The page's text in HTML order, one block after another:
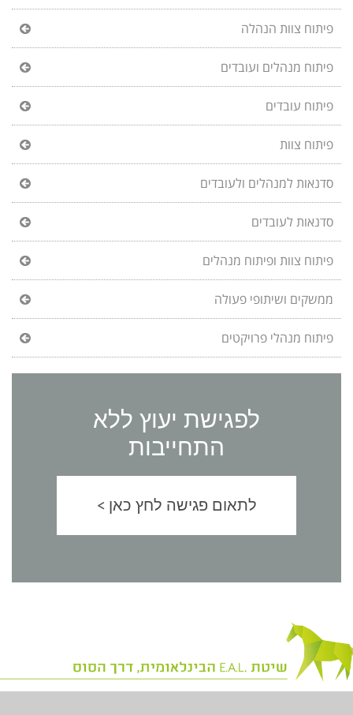
פיתוח צוות הנהלה
פיתוח מנהלים ועובדים
פיתוח עובדים
פיתוח צוות
סדנאות למנהלים ולעובדים
סדנאות לעובדים
פיתוח צוות ופיתוח מנהלים
ממשקים ושיתופי פעולה
פיתוח מנהלי פרויקטים
לפגישת יעוץ ללא
התחייבות
לתאום פגישה לחץ כאן >